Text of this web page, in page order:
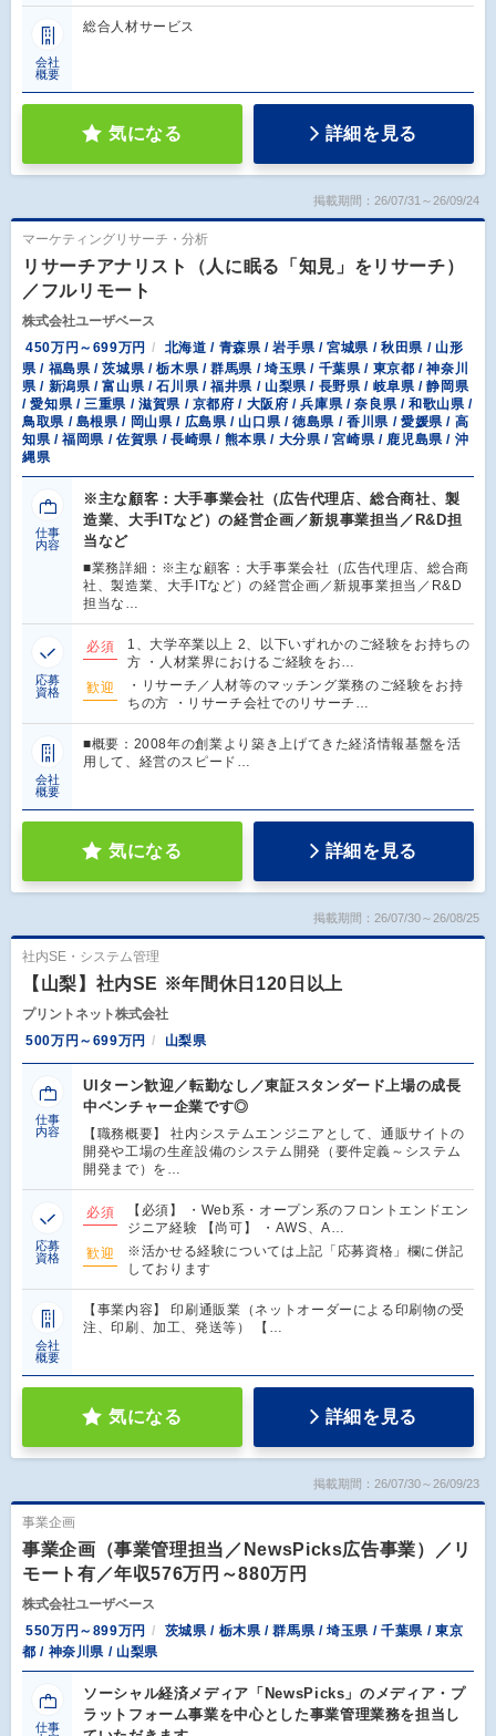
会社
概要
総合人材サービス
気になる 詳細を見る
掲載期間：26/07/31～26/09/24
マーケティングリサーチ・分析
リサーチアナリスト（人に眠る「知見」をリサーチ）
／フルリモート
株式会社ユーザベース
450万円～699万円
北海道 / 青森県 / 岩手県 / 宮城県 / 秋田県 / 山形
県 / 福島県 / 茨城県 / 栃木県 / 群馬県 / 埼玉県 / 千葉県 / 東京都 / 神奈川
県 / 新潟県 / 富山県 / 石川県 / 福井県 / 山梨県 / 長野県 / 岐阜県 / 静岡県
/ 愛知県 / 三重県 / 滋賀県 / 京都府 / 大阪府 / 兵庫県 / 奈良県 / 和歌山県 /
鳥取県 / 島根県 / 岡山県 / 広島県 / 山口県 / 徳島県 / 香川県 / 愛媛県 / 高
知県 / 福岡県 / 佐賀県 / 長崎県 / 熊本県 / 大分県 / 宮崎県 / 鹿児島県 / 沖
縄県
仕事
内容
※主な顧客：大手事業会社（広告代理店、総合商社、製
造業、大手ITなど）の経営企画／新規事業担当／R&D担
当など
■業務詳細：※主な顧客：大手事業会社（広告代理店、総合商
社、製造業、大手ITなど）の経営企画／新規事業担当／R&D
担当な…
応募
資格
必須
1、大学卒業以上 2、以下いずれかのご経験をお持ちの
方 ・人材業界におけるご経験をお…
歓迎
・リサーチ／人材等のマッチング業務のご経験をお持
ちの方 ・リサーチ会社でのリサーチ…
会社
概要
■概要：2008年の創業より築き上げてきた経済情報基盤を活
用して、経営のスピード…
気になる 詳細を見る
掲載期間：26/07/30～26/08/25
社内SE・システム管理
【山梨】社内SE ※年間休日120日以上
プリントネット株式会社
500万円～699万円
山梨県
仕事
内容
UIターン歓迎／転勤なし／東証スタンダード上場の成長
中ベンチャー企業です◎
【職務概要】 社内システムエンジニアとして、通販サイトの
開発や工場の生産設備のシステム開発（要件定義～システム
開発まで）を…
応募
資格
必須
【必須】 ・Web系・オープン系のフロントエンドエン
ジニア経験 【尚可】 ・AWS、A…
歓迎
※活かせる経験については上記「応募資格」欄に併記
しております
会社
概要
【事業内容】 印刷通販業（ネットオーダーによる印刷物の受
注、印刷、加工、発送等） 【…
気になる 詳細を見る
掲載期間：26/07/30～26/09/23
事業企画
事業企画（事業管理担当／NewsPicks広告事業）／リ
モート有／年収576万円～880万円
株式会社ユーザベース
550万円～899万円
茨城県 / 栃木県 / 群馬県 / 埼玉県 / 千葉県 / 東京
都 / 神奈川県 / 山梨県
仕事
ソーシャル経済メディア「NewsPicks」のメディア・プ
ラットフォーム事業を中心とした事業管理業務を担当し